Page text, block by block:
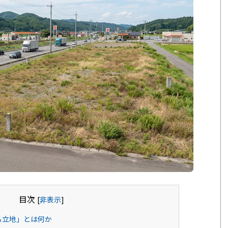
目次 [非表示]
地」とは何か